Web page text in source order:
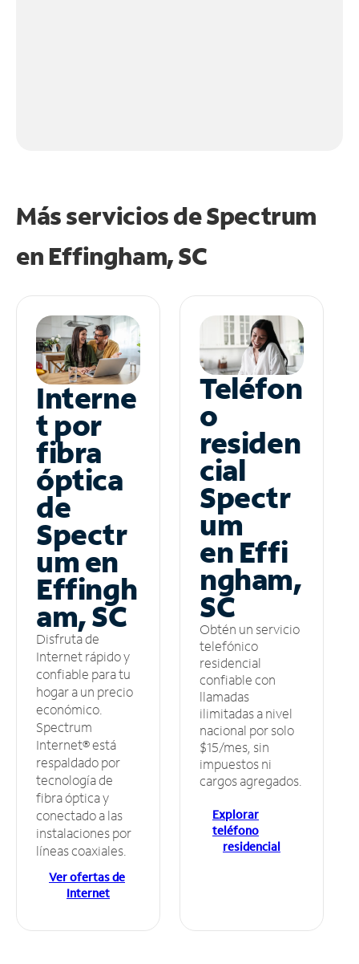
Más servicios de Spectrum
en Effingham, SC
Interne
t por
fibra
óptica
de
Spectr
um en
Effingh
am, SC
Disfruta de
Internet rápido y
confiable para tu
hogar a un precio
económico.
Spectrum
Internet® está
respaldado por
tecnología de
fibra óptica y
conectado a las
instalaciones por
líneas coaxiales.
Ver ofertas de
Internet
Teléfon
o
residen
cial
Spectr
um
en Effi
ngham,
SC
Obtén un servicio
telefónico
residencial
confiable con
llamadas
ilimitadas a nivel
nacional por solo
$15/mes, sin
impuestos ni
cargos agregados.
Explorar
teléfono
residencial